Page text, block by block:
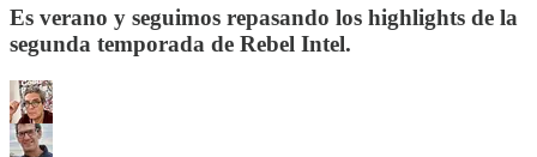
Es verano y seguimos repasando los highlights de la
segunda temporada de Rebel Intel.